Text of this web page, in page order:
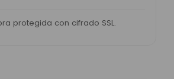
protegida con cifrado SSL.